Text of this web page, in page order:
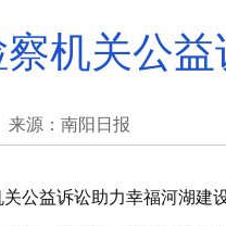
机关公
来源：南阳日报
公益诉讼助力幸福河湖建